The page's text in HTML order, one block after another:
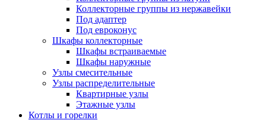
Коллекторные группы из нержавейки
Под адаптер
Под евроконус
Шкафы коллекторные
Шкафы встраиваемые
Шкафы наружные
Узлы смесительные
Узлы распределительные
Квартирные узлы
Этажные узлы
Котлы и горелки